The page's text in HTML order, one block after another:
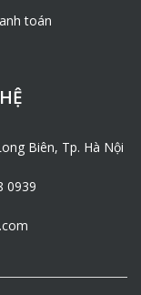
toán
Biên, Tp. Hà Nội
0939